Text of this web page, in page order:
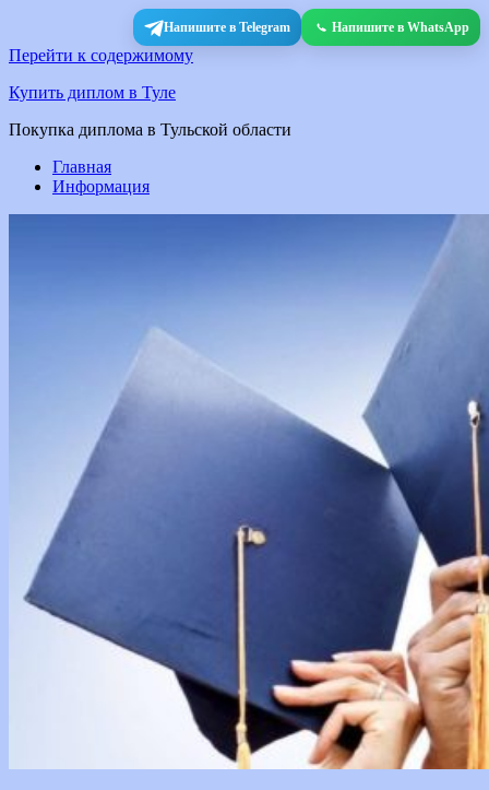
Напишите в Telegram Напишите в WhatsApp
Перейти к содержимому
Купить диплом в Туле
Покупка диплома в Тульской области
Главная
Информация